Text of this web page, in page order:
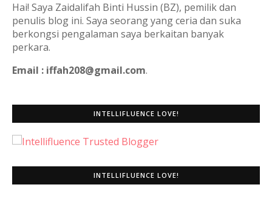
Hai! Saya Zaidalifah Binti Hussin (BZ), pemilik dan
penulis blog ini. Saya seorang yang ceria dan suka
berkongsi pengalaman saya berkaitan banyak
perkara.
Email : iffah208@gmail.com.
INTELLIFLUENCE LOVE!
INTELLIFLUENCE LOVE!